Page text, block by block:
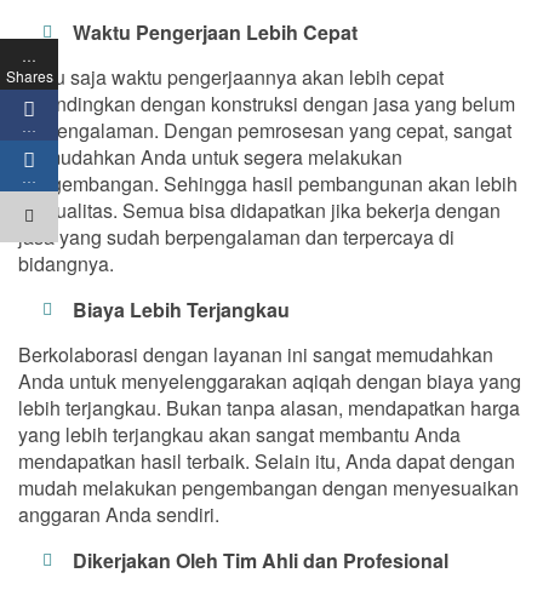
Waktu Pengerjaan Lebih Cepat
Tentu saja waktu pengerjaannya akan lebih cepat
dibandingkan dengan konstruksi dengan jasa yang belum
berpengalaman. Dengan pemrosesan yang cepat, sangat
memudahkan Anda untuk segera melakukan
pengembangan. Sehingga hasil pembangunan akan lebih
berkualitas. Semua bisa didapatkan jika bekerja dengan
jasa yang sudah berpengalaman dan terpercaya di
bidangnya.
Biaya Lebih Terjangkau
Berkolaborasi dengan layanan ini sangat memudahkan
Anda untuk menyelenggarakan aqiqah dengan biaya yang
lebih terjangkau. Bukan tanpa alasan, mendapatkan harga
yang lebih terjangkau akan sangat membantu Anda
mendapatkan hasil terbaik. Selain itu, Anda dapat dengan
mudah melakukan pengembangan dengan menyesuaikan
anggaran Anda sendiri.
Dikerjakan Oleh Tim Ahli dan Profesional
…
Shares